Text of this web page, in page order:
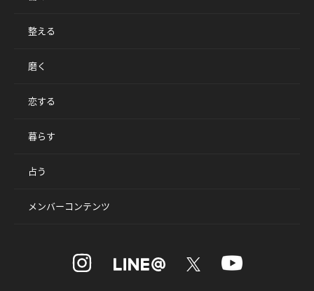
整える
磨く
恋する
暮らす
占う
メンバーコンテンツ